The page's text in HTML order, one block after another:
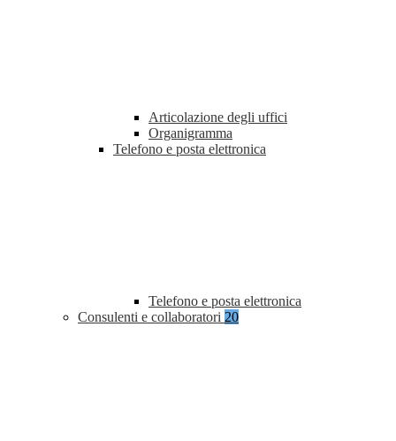
Articolazione degli uffici
Organigramma
Telefono e posta elettronica
Telefono e posta elettronica
Consulenti e collaboratori 20